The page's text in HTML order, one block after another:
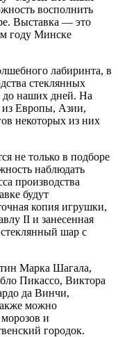
восполнить
Выставка — это
году Минске
лабиринта, в
стеклянных
до наших дней. На
из Европы, Азии,
некоторых из них
не только в подборе
наблюдать
производства
будут
копия игрушки,
ІІ и занесенная
шар с
Марка Шагала,
Пикассо, Виктора
да Винчи,
можно
и
городок.